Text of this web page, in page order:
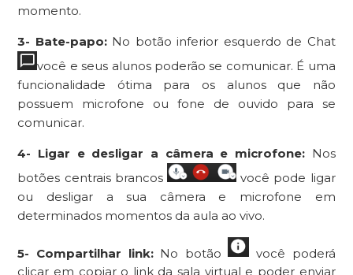
momento.
3- Bate-papo: No botão inferior esquerdo de Chat
você e seus alunos poderão se comunicar. É uma
funcionalidade ótima para os alunos que não
possuem microfone ou fone de ouvido para se
comunicar.
4- Ligar e desligar a câmera e microfone: Nos
botões centrais brancos
você pode ligar
ou desligar a sua câmera e microfone em
determinados momentos da aula ao vivo.
5- Compartilhar link: No botão
você poderá
clicar em copiar o link da sala virtual e poder enviar